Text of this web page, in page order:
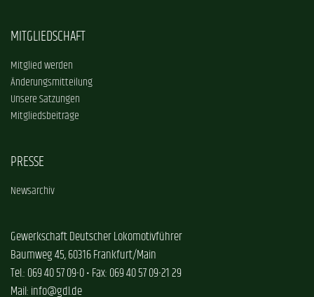
MITGLIEDSCHAFT
Mitglied werden
Änderungsmitteilung
Unsere Satzungen
Mitgliedsbeiträge
PRESSE
Newsarchiv
Gewerkschaft Deutscher Lokomotivführer
Baumweg 45, 60316 Frankfurt/Main
Tel.: 069 40 57 09-0 • Fax: 069 40 57 09-21 29
Mail: info@gdl.de